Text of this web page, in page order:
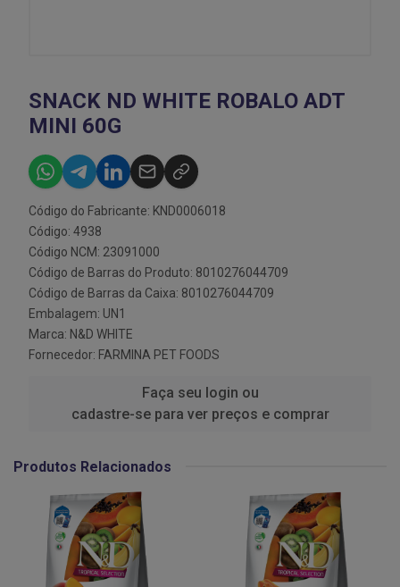
SNACK ND WHITE ROBALO ADT
MINI 60G
Código do Fabricante: KND0006018
Código: 4938
Código NCM: 23091000
Código de Barras do Produto: 8010276044709
Código de Barras da Caixa: 8010276044709
Embalagem: UN1
Marca: N&D WHITE
Fornecedor: FARMINA PET FOODS
Faça seu login ou
cadastre-se para ver preços e comprar
Produtos Relacionados